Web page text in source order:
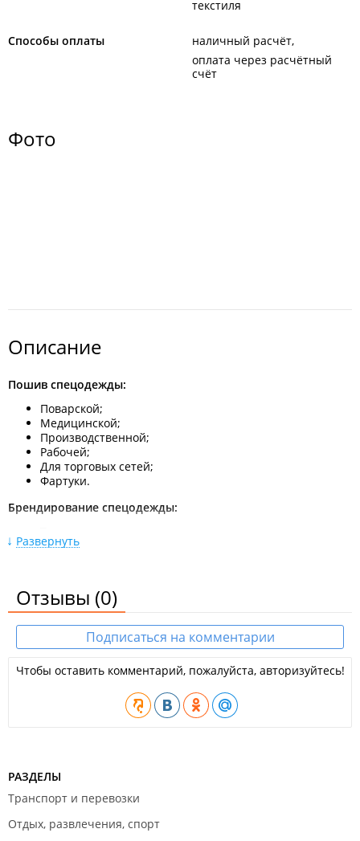
текстиля
Способы оплаты
наличный расчёт
оплата через расчётный
счёт
Фото
Описание
Пошив спецодежды:
Поварской;
Медицинской;
Производственной;
Рабочей;
Для торговых сетей;
Фартуки.
Брендирование спецодежды:
Вышивка.
Чехлы и сумки (на оборудование, для катеров, лодок,
моторов, двигателей);
Тенты и термополога (брезентовые, ПВХ, трехслойные);
Флаги (ВМСС, МСС, государственные, корпоративные);
Жилеты разгрузки (для силовых структур, мчс и
охотников);
Страховочные жилеты (прогулочные, рыболовные, для
работы в море).
Замена москитных сеток;
Замена сидений на стульях.
Преимущества работы:
Развернуть
Отзывы (0)
Подписаться на комментарии
Чтобы оставить комментарий, пожалуйста, авторизуйтесь!
РАЗДЕЛЫ
Транспорт и перевозки
Отдых, развлечения, спорт